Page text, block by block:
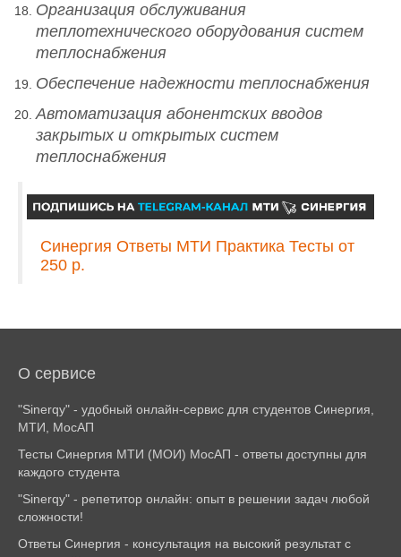
Организация обслуживания
теплотехнического оборудования систем
теплоснабжения
Обеспечение надежности теплоснабжения
Автоматизация абонентских вводов
закрытых и открытых систем
теплоснабжения
Синергия Ответы МТИ Практика Тесты от
250 р.
О сервисе
"Sinerqy" - удобный онлайн-сервис для студентов Синергия,
МТИ, МосАП
Тесты Синергия МТИ (МОИ) МосАП - ответы доступны для
каждого студента
"Sinerqy" - репетитор онлайн: опыт в решении задач любой
сложности!
Ответы Синергия - консультация на высокий результат с